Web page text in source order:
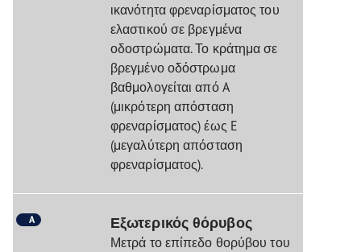
ικανότητα φρεναρίσματος του
ελαστικού σε βρεγμένα
οδοστρώματα. Το κράτημα σε
βρεγμένο οδόστρωμα
βαθμολογείται από A
(μικρότερη απόσταση
φρεναρίσματος) έως E
(μεγαλύτερη απόσταση
φρεναρίσματος).
A Εξωτερικός θόρυβος
Μετρά το επίπεδο θορύβου του